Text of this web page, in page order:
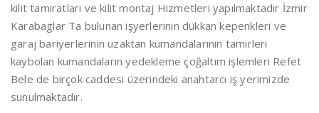
kilit tamiratları ve kilit montaj Hizmetleri yapılmaktadır İzmir
Karabaglar Ta bulunan işyerlerinin dükkan kepenkleri ve
garaj bariyerlerinin uzaktan kumandalarının tamirleri
kaybolan kumandaların yedekleme çoğaltım işlemleri Refet
Bele de birçok caddesi üzerindeki anahtarcı iş yerimizde
sunulmaktadır.